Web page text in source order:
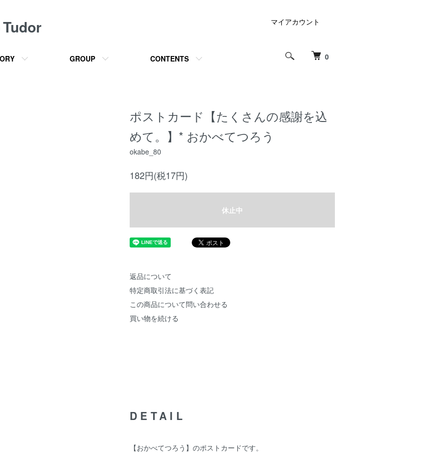
0
GROUP CONTENTS
マイアカウント
ポストカード【たくさんの感謝を込
めて。】* おかべてつろう
okabe_80
182円(税17円)
休止中
返品について
特定商取引法に基づく表記
この商品について問い合わせる
買い物を続ける
DETAIL
【おかべてつろう】のポストカードです。